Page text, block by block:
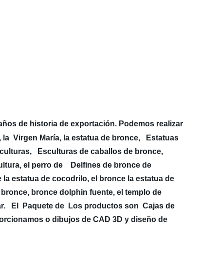
de historia de exportación. Podemos realizar
Virgen María, la estatua de bronce, Estatuas
Esculturas de caballos de bronce,
el perro de Delfines de bronce de
estatua de cocodrilo, el bronce la estatua de
bronce dolphin fuente, el templo de
El Paquete de Los productos son Cajas de
o dibujos de CAD 3D y diseño de